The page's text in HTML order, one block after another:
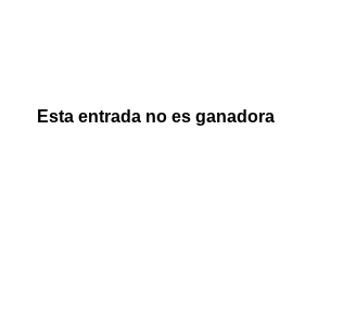
Esta entrada no es ganadora